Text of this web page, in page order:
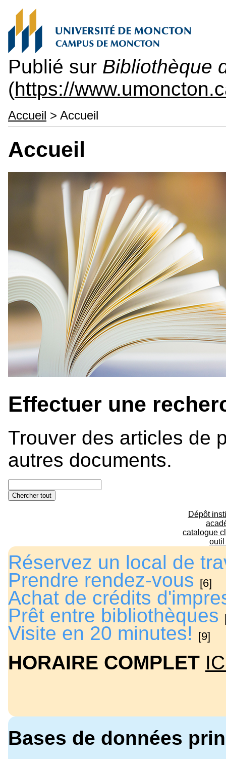
Publié sur Bibliothèque
(https://
Accueil > Accueil
Accueil
Effectuer une
Trouver des articles de
autres documents.
Chercher tout
Dépôt
catalogue
outil
Réservez un local de
Prendre rendez-vous [6]
Achat de crédits
Prêt entre bibliothèques
Visite en 20 minutes! [9]
HORAIRE COMPLET
Bases de données